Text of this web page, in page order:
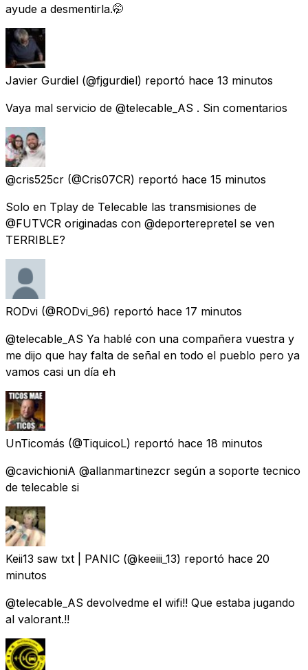
ayude a desmentirla.🤭
Javier Gurdiel (@fjgurdiel) reportó hace 13 minutos
Vaya mal servicio de @telecable_AS . Sin comentarios
@cris525cr (@Cris07CR) reportó hace 15 minutos
Solo en Tplay de Telecable las transmisiones de
@FUTVCR originadas con @deporterepretel se ven
TERRIBLE?
RODvi (@RODvi_96) reportó hace 17 minutos
@telecable_AS Ya hablé con una compañera vuestra y
me dijo que hay falta de señal en todo el pueblo pero ya
vamos casi un día eh
UnTicomás (@TiquicoL) reportó hace 18 minutos
@cavichioniA @allanmartinezcr según a soporte tecnico
de telecable si
Keii13 saw txt | PANIC (@keeiii_13) reportó hace 20
minutos
@telecable_AS devolvedme el wifi!! Que estaba jugando
al valorant.!!